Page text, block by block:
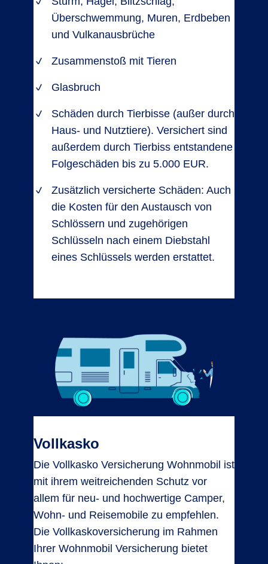
Überschwemmung, Muren, Erdbeben
und Vulkanausbrüche
Zusammenstoß mit Tieren
Glasbruch
Schäden durch Tierbisse (außer durch
Haus- und Nutztiere). Versichert sind
außerdem durch Tierbiss entstandene
Folgeschäden bis zu 5.000 EUR.
Zusätzlich versicherte Schäden: Auch
die Kosten für den Austausch von
Schlössern und zugehörigen
Schlüsseln nach einem Diebstahl
eines Schlüssels werden erstattet.
Vollkasko
Die Vollkasko Versicherung Wohnmobil ist
mit ihrem weitreichenden Schutz vor
allem für neu- und hochwertige Camper,
Wohn- und Reisemobile zu empfehlen.
Die Vollkaskoversicherung im Rahmen
Ihrer Wohnmobil Versicherung bietet